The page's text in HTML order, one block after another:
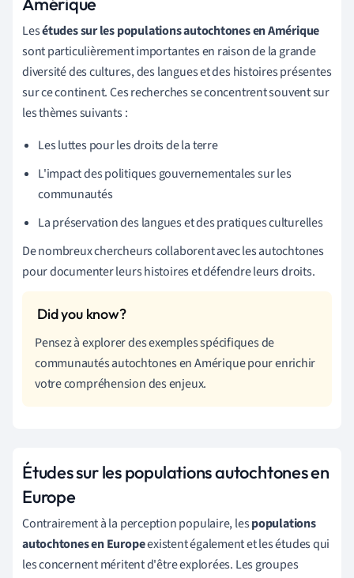
Lesétudes sur les populations autochtones en Amérique
sont particulièrement importantes en raison de la grande
diversité des cultures, des langues et des histoires présentes
sur ce continent. Ces recherches se concentrent souvent sur
les thèmes suivants :
Les luttes pour les droits de la terre
L'impact des politiques gouvernementales sur les
communautés
La préservation des langues et des pratiques culturelles
De nombreux chercheurs collaborent avec les autochtones
pour documenter leurs histoires et défendre leurs droits.
Pensez à explorer des exemples spécifiques de
communautés autochtones en Amérique pour enrichir
votre compréhension des enjeux.
Études sur les populations autochtones en
Europe
Contrairement à la perception populaire, lespopulations
autochtones en Europeexistent également et les études qui
les concernent méritent d'être explorées. Les groupes